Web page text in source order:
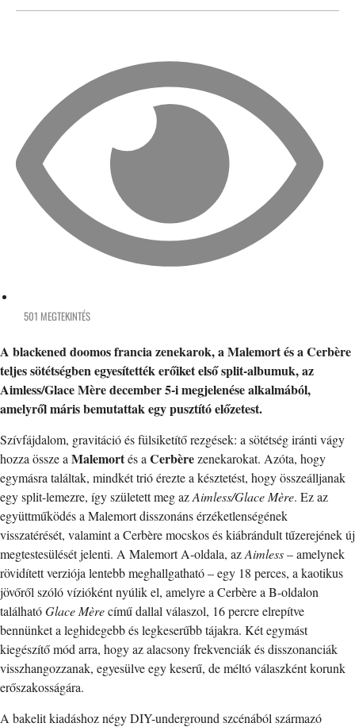
501 MEGTEKINTÉS
A blackened doomos francia zenekarok, a Malemort és a Cerbère
teljes sötétségben egyesítették erőiket első split-albumuk, az
Aimless/Glace Mèredecember 5-i megjelenése alkalmából,
amelyről máris bemutattak egy pusztító előzetest.
Szívfájdalom, gravitáció és fülsiketítő rezgések: a sötétség iránti vágy
hozza össze a Malemortés a Cerbèrezenekarokat. Azóta, hogy
egymásra találtak, mindkét trió érezte a késztetést, hogy összeálljanak
egy split-lemezre, így született meg azAimless/Glace Mère. Ez az
együttműködés a Malemort disszonáns érzéketlenségének
visszatérését, valamint a Cerbère mocskos és kiábrándult tűzerejének új
megtestesülését jelenti. A Malemort A-oldala, azAimless– amelynek
rövidített verziója lentebb meghallgatható – egy 18 perces, a kaotikus
jövőről szóló vízióként nyúlik el, amelyre a Cerbère a B-oldalon
találhatóGlace Mèrecímű dallal válaszol, 16 percre elrepítve
bennünket a leghidegebb és legkeserűbb tájakra. Két egymást
kiegészítő mód arra, hogy az alacsony frekvenciák és disszonanciák
visszhangozzanak, egyesülve egy keserű, de méltó válaszként korunk
erőszakosságára.
A bakelit kiadáshoz négy DIY-underground szcénából származó